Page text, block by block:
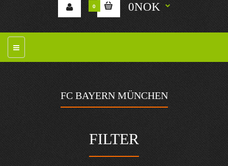
0 0NOK
FC BAYERN MÜNCHEN
FILTER